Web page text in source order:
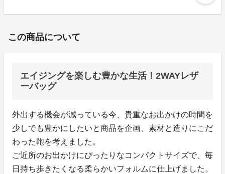
この商品について
エイジングを楽しむ豊かな生活！2WAYレザ
ーバッグ
外出する機会が減っている今、貴重なお出かけの時間を
少しでも豊かにしたいと商品を企画、素材と造りにこだ
わった鞄を考えました。
ご近所のお出かけにぴったりなコンパクトサイズで、毎
日持ち歩きたくなる柔らかいフォルムに仕上げました。